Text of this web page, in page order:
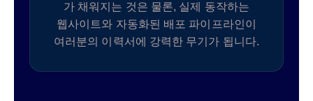
가 채워지는 것은 물론, 실제 동작하는
웹사이트와 자동화된 배포 파이프라인이
여러분의 이력서에 강력한 무기가 됩니다.